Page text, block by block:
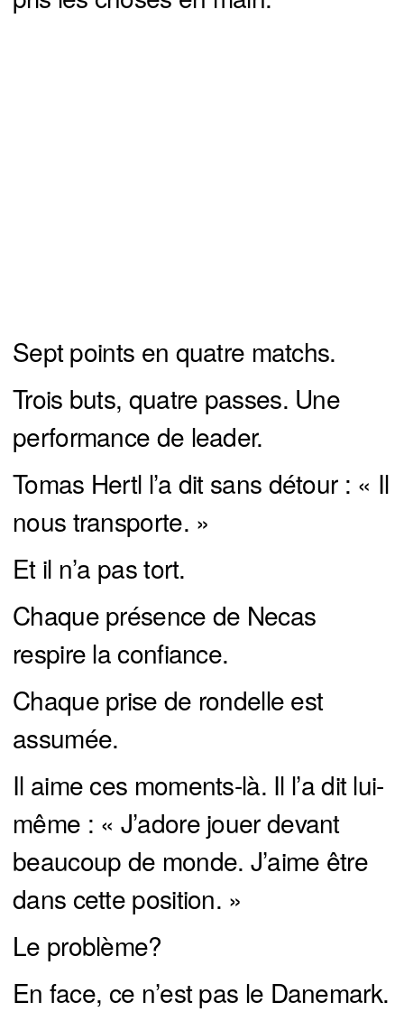
Sept points en quatre matchs.
Trois buts, quatre passes. Une
performance de leader.
Tomas Hertl l’a dit sans détour : « Il
nous transporte. »
Et il n’a pas tort.
Chaque présence de Necas
respire la confiance.
Chaque prise de rondelle est
assumée.
Il aime ces moments-là. Il l’a dit lui-
même : « J’adore jouer devant
beaucoup de monde. J’aime être
dans cette position. »
Le problème?
En face, ce n’est pas le Danemark.